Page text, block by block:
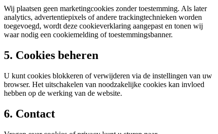
Wij plaatsen geen marketingcookies zonder toestemming. Als later
analytics, advertentiepixels of andere trackingtechnieken worden
toegevoegd, wordt deze cookieverklaring aangepast en tonen wij
waar nodig een cookiemelding of toestemmingsbanner.
5. Cookies beheren
U kunt cookies blokkeren of verwijderen via de instellingen van uw
browser. Het uitschakelen van noodzakelijke cookies kan invloed
hebben op de werking van de website.
6. Contact